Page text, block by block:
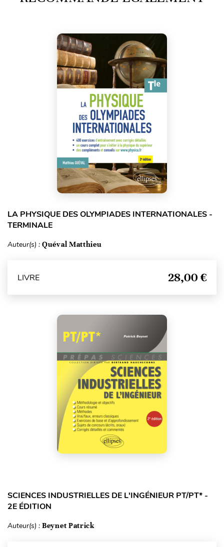
LA PHYSIQUE DES OLYMPIADES INTERNATIONALES -
TERMINALE
Auteur(s) : Quéval Matthieu
LIVRE 28,00 €
SCIENCES INDUSTRIELLES DE L'INGÉNIEUR PT/PT* -
2E ÉDITION
Auteur(s) : Beynet Patrick